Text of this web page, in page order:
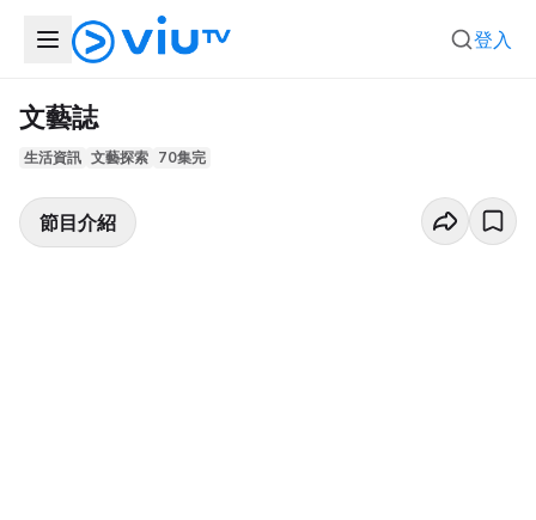
登入
文藝誌
生活資訊 文藝探索 70集完
節目介紹